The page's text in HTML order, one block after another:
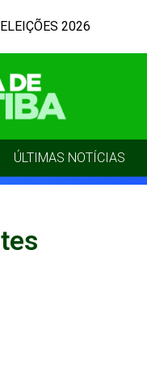
ELEIÇÕES 2026
ÚLTIMAS NOTÍCIAS